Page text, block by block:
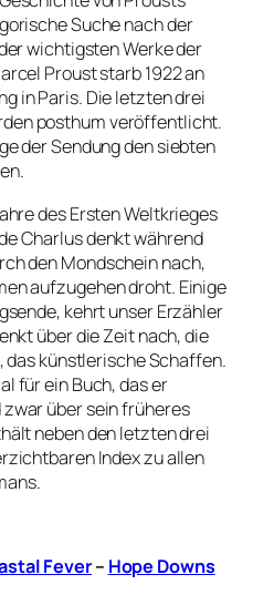
Suche nach der
wichtigsten Werke der
Proust starb 1922 an
in Paris. Die letzten drei
posthum veröffentlicht.
der Sendung den siebten
des Ersten Weltkrieges
Charlus denkt während
den Mondschein nach,
aufzugehen droht. Einige
kehrt unser Erzähler
über die Zeit nach, die
das künstlerische Schaffen.
für ein Buch, das er
über sein früheres
neben den letzten drei
Index zu allen
Fever– Hope Downs